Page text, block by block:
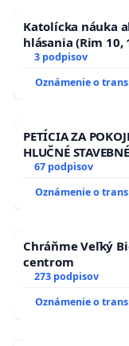
Katolícka náuka
hlásania (Rim 10,
3 podpisov
Oznámenie o
PETÍCIA ZA
HLUČNÉ
13.00 HOD., CEZ
ĎUMBIERSKEJ/
67 podpisov
Oznámenie o
Chráňme Veľký
centrom
273 podpisov
Oznámenie o